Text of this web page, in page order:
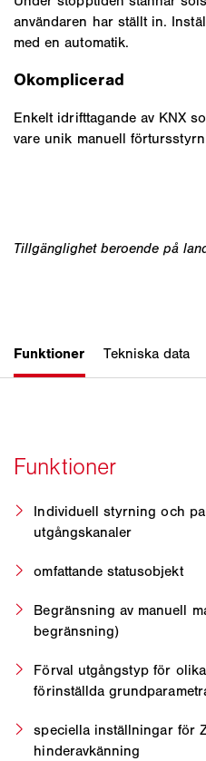
användaren har ställt in.
med en automatik.
Okomplicerad
Enkelt idrifttagande av KNX
vare unik manuell
Individuell styrning och
utgångskanaler
omfattande statusobjekt
Begränsning av manuell
begränsning)
Förval utgångstyp för
förinställda
speciella inställningar för
hinderavkänning